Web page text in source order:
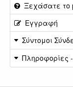
Ξεχάσατε το
Εγγραφή
Σύντομοι
Πληροφορίες